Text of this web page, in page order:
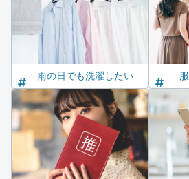
雨の日でも洗濯したい